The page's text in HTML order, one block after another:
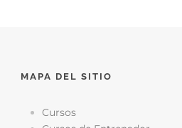
MAPA DEL SITIO
Cursos